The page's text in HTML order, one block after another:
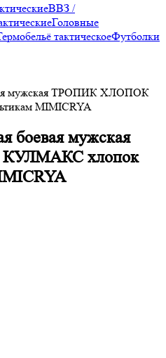
ВВЗ /
Головные
тактическоеФутболки
мужская ТРОПИК ХЛОПОК
MIMICRYA
боевая мужская
хлопок